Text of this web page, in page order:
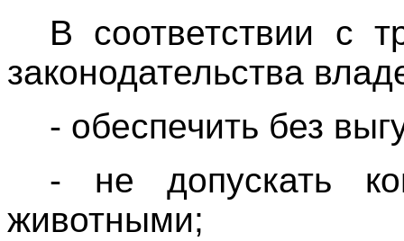
В соответствии с
законодательства
- обеспечить без
- не допускать
животными;